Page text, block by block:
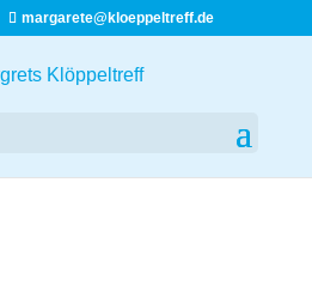
margarete@kloeppeltreff.de